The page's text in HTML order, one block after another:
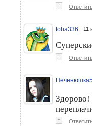
↑
toha336 11
↑
Здорово!
↑